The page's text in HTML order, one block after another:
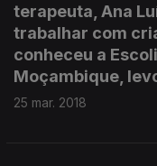
terapeuta, Ana
trabalhar com
conheceu a
Moçambique,
25 mar. 2018